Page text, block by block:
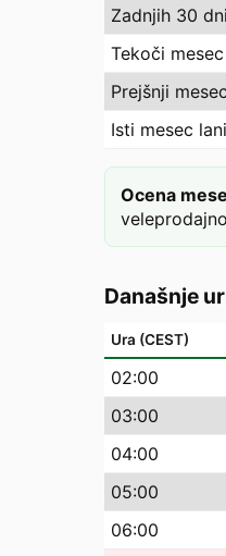
Zadnjih 30 dni
Tekoči mesec
Prejšnji mesec
Isti mesec lani
Ocena
Današnje
Ura (CEST)
02:00
03:00
04:00
05:00
06:00